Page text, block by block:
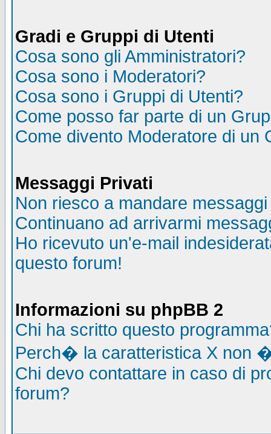
Gradi e Gruppi di Utenti
Cosa sono gli Amministratori?
Cosa sono i Moderatori?
Cosa sono i Gruppi di Utenti?
Come posso far parte di un
Come divento Moderatore di un
Messaggi Privati
Non riesco a mandare
Continuano ad arrivarmi
Ho ricevuto un'e-mail
questo forum!
Informazioni su phpBB 2
Chi ha scritto questo
Perch� la caratteristica X non
Chi devo contattare in caso di
forum?